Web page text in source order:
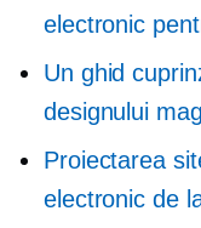
electronic
Un ghid
designului
Proiectarea
electronic de